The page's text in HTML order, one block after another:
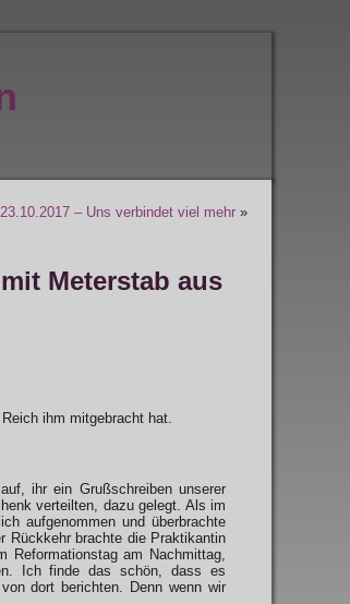
– Uns verbindet viel mehr »
Meterstab aus
ihm mitgebracht hat.
ihr ein Grußschreiben unserer
verteilten, dazu gelegt. Als im
aufgenommen und überbrachte
Rückkehr brachte die Praktikantin
Reformationstag am Nachmittag,
Ich finde das schön, dass es
dort berichten. Denn wenn wir